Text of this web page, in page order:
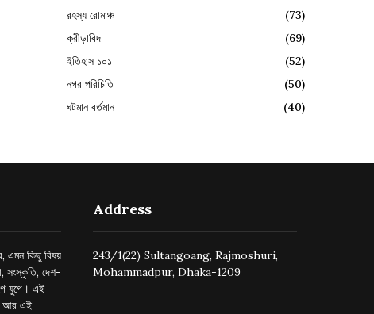
রহস্য রোমাঞ্চ
(73)
ক্রীড়াবিদ
(69)
ইতিহাস ১০১
(52)
নগর পরিচিতি
(50)
ঘটমান বর্তমান
(40)
এমন কিছু বিষয়
সংস্কৃতি, দেশ-
যুগে। এই
আর এই
Address
243/1(22) Sultangoang, Rajmoshuri,
Mohammadpur, Dhaka-1209